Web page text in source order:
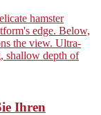
Ihren